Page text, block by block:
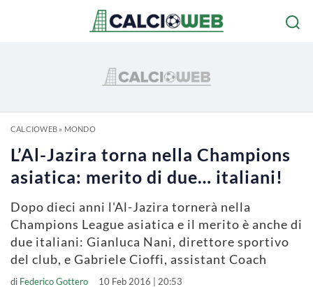
CALCIOWEB» MONDO
L’Al-Jazira torna nella Champions
asiatica: merito di due… italiani!
Dopo dieci anni l'Al-Jazira tornerà nella
Champions League asiatica e il merito è anche di
due italiani: Gianluca Nani, direttore sportivo
del club, e Gabriele Cioffi, assistant Coach
di Federico Gottero 10 Feb 2016 | 20:53